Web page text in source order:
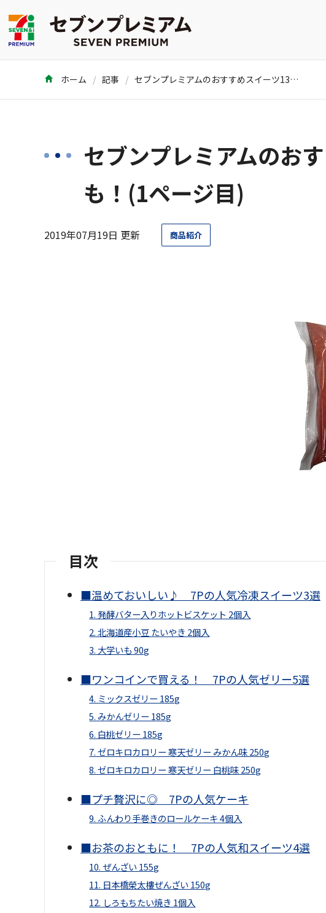
ホーム 記事 セブンプレミアムのおすすめスイーツ13選。話題のホットビスケットも！
セブンプレミアムのお
も！(1ページ目)
2019年07月19日 更新 商品紹介
目次
■温めておいしい♪ 7Pの人気冷凍スイーツ3選
1. 発酵バター入りホットビスケット 2個入
2. 北海道産小豆 たいやき 2個入
3. 大学いも 90g
■ワンコインで買える！ 7Pの人気ゼリー5選
4. ミックスゼリー 185g
5. みかんゼリー 185g
6. 白桃ゼリー 185g
7. ゼロキロカロリー 寒天ゼリー みかん味 250g
8. ゼロキロカロリー 寒天ゼリー 白桃味 250g
■プチ贅沢に◎ 7Pの人気ケーキ
9. ふんわり手巻きのロールケーキ 4個入
■お茶のおともに！ 7Pの人気和スイーツ4選
10. ぜんざい 155g
11. 日本橋榮太樓ぜんざい 150g
12. しろもちたい焼き 1個入